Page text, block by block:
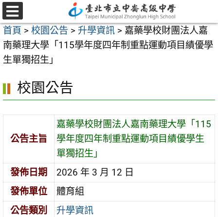
跳
至
主
要
內
區
選
單
首頁 > 校園公告 > 升學資訊 > 嘉藥學校財團法人嘉
南藥理大學「115學年度四年制重點運動項目績優學
生單獨招生」
校園公告
公告主旨
嘉藥學校財團法人嘉南藥理大學「115
學年度四年制重點運動項目績優學生
單獨招生」
發佈日期
2026 年 3 月 12 日
發佈單位
體育組
公告類別
升學資訊